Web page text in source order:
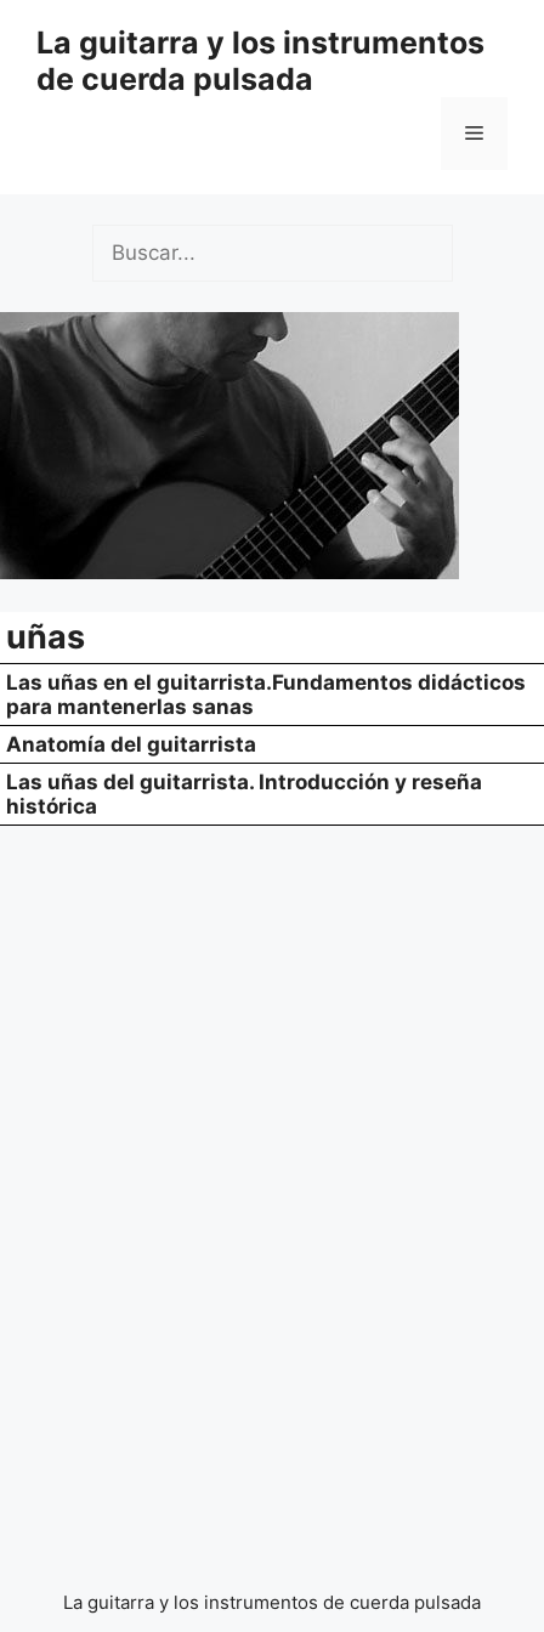
contenido
La guitarra y los instrumentos
de cuerda pulsada
Menú
uñas
Las uñas en el guitarrista.Fundamentos didácticos
para mantenerlas sanas
Anatomía del guitarrista
Las uñas del guitarrista. Introducción y reseña
histórica
La guitarra y los instrumentos de cuerda pulsada